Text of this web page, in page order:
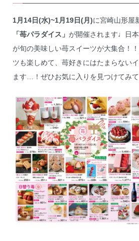
1月14日(水)~1月19日(月)に宮崎山形屋
「苺パラダイス」 が開催されます♩日
が旬の美味しい苺スイーツが大集合！
ツも楽しめて、苺好きにはたまらない
ます…！ぜひお気に入りを見つけてみ